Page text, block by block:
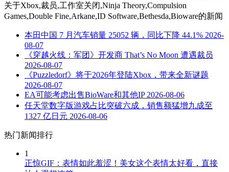
关于Xbox,裁员,工作室关闭,Ninja Theory,Compulsion
Games,Double Fine,Arkane,ID Software,Bethesda,Bioware的新闻
本田中国 7 月汽车销量 25052 辆，同比下降 44.1% 2026-
08-07
《穿越火线：军团》开发商 That’s No Moon 遭遇裁员
2026-08-07
《Puzzledorf》将于2026年登陆Xbox，带来全新谜题
2026-08-07
EA可能考虑出售BioWare和其他IP 2026-08-06
任天堂数字版游戏占比突破六成，销售额猛增九成至
1327 亿日元 2026-08-06
热门新闻排行
1
正惊GIF：表情如此羞涩！美女这个表情太好看，直接